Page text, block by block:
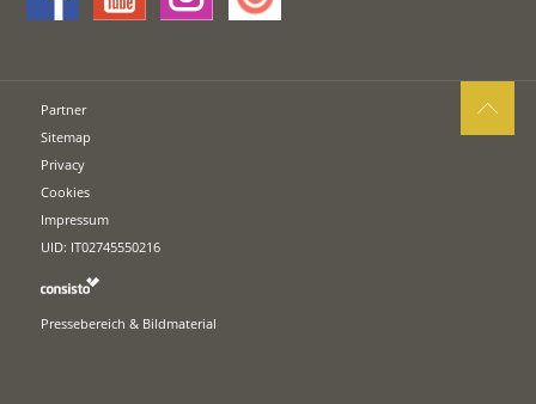
Partner
Sitemap
Privacy
Cookies
Impressum
UID: IT02745550216
Pressebereich & Bildmaterial